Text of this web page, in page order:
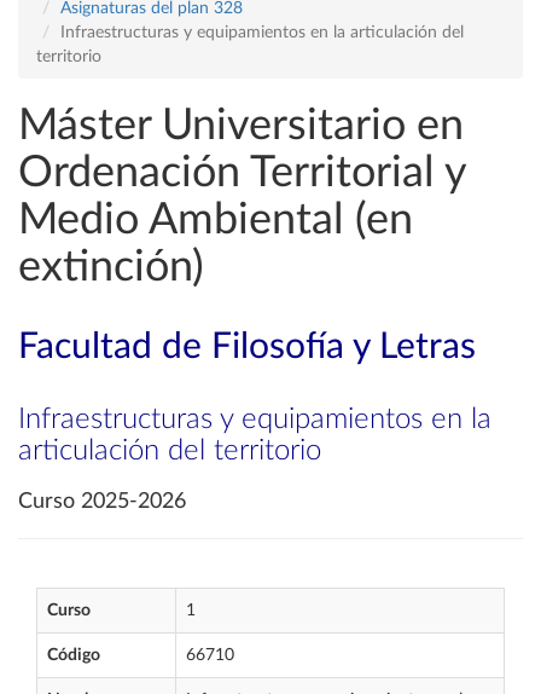
Asignaturas del plan 328
Infraestructuras y equipamientos en la articulación del
territorio
Máster Universitario en
Ordenación Territorial y
Medio Ambiental (en
extinción)
Facultad de Filosofía y Letras
Infraestructuras y equipamientos en la
articulación del territorio
Curso 2025-2026
Curso 1
Código 66710